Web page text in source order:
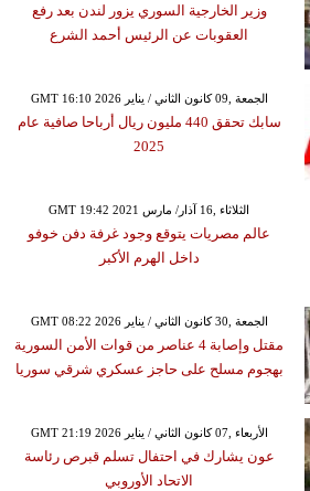
وزير الخارجية السوري يزور لندن بعد رفع
العقوبات عن الرئيس أحمد الشرع
GMT 16:10 2026 الجمعة ,09 كانون الثاني / يناير
سابك تحقق 440 مليون ريال أرباحا صافية عام
2025
GMT 19:42 2021 الثلاثاء ,16 آذار/ مارس
عالم مصريات يتوقع وجود غرفة دفن خوفو
داخل الهرم الأكبر
GMT 08:22 2026 الجمعة ,30 كانون الثاني / يناير
مقتل وإصابة 4 عناصر من قوات الأمن السورية
بهجوم مسلح على حاجز عسكري شرقي سوريا
GMT 21:19 2026 الأربعاء ,07 كانون الثاني / يناير
عون يشارك في احتفال تسلم قبرص رئاسة
الاتحاد الأوروبي